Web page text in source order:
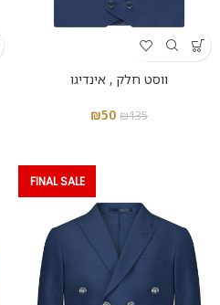
ווסט חלק , אינדיגו
₪135
₪50
FINAL SALE